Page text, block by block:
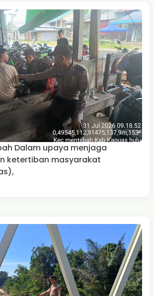
Dalam upaya menjaga
ketertiban masyarakat